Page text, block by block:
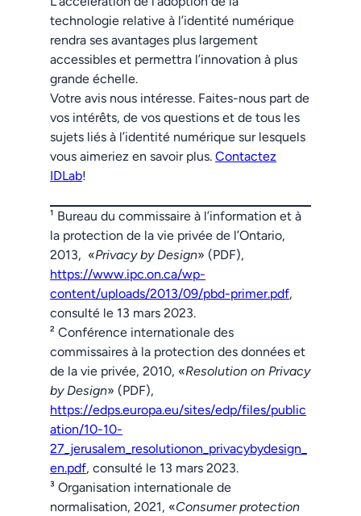
technologie relative à l’identité numérique
rendra ses avantages plus largement
accessibles et permettra l’innovation à plus
grande échelle.
Votre avis nous intéresse. Faites-nous part de
vos intérêts, de vos questions et de tous les
sujets liés à l’identité numérique sur lesquels
vous aimeriez en savoir plus.Contactez
IDLab!
¹ Bureau du commissaire à l’information et à
la protection de la vie privée de l’Ontario,
2013, «Privacy by Design» (PDF),
https://www.ipc.on.ca/wp-
content/uploads/2013/09/pbd-primer.pdf,
consulté le 13 mars 2023.
²Conférence internationale des
commissaires à la protection des données et
de la vie privée, 2010, «Resolution on Privacy
by Design» (PDF),
https://edps.europa.eu/sites/edp/files/public
ation/10-10-
27_jerusalem_resolutionon_privacybydesign_
en.pdf, consulté le 13 mars 2023.
³Organisation internationale de
normalisation, 2021, «Consumer protection